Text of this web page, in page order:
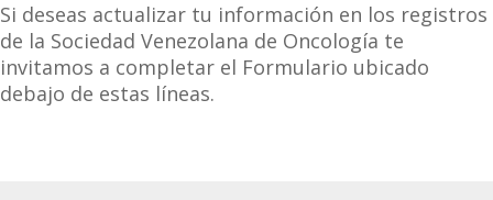
Si deseas actualizar tu información en los registros
de la Sociedad Venezolana de Oncología te
invitamos a completar el Formulario ubicado
debajo de estas líneas.